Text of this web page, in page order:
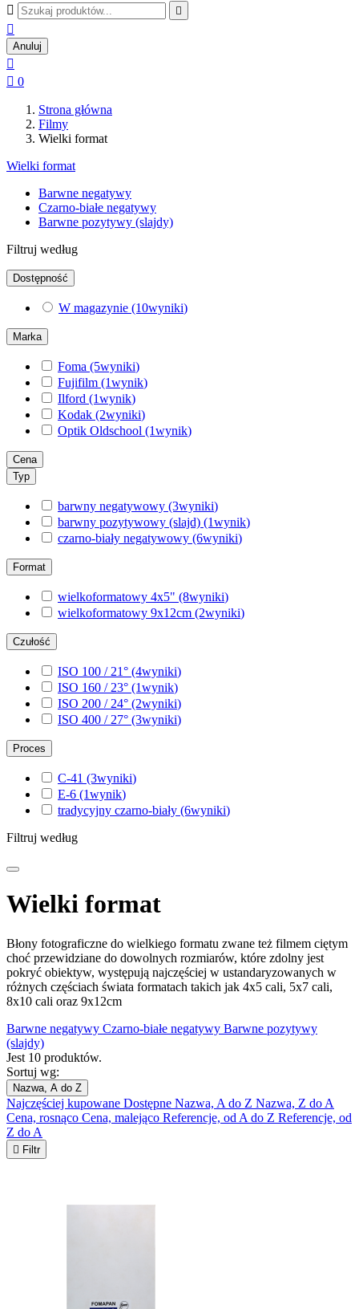
 

Anuluj

 0
Strona główna
Filmy
Wielki format
Wielki format
Barwne negatywy
Czarno-białe negatywy
Barwne pozytywy (slajdy)
Filtruj według
Dostępność
W magazynie (10wyniki)
Marka
Foma (5wyniki)
Fujifilm (1wynik)
Ilford (1wynik)
Kodak (2wyniki)
Optik Oldschool (1wynik)
Cena
Typ
barwny negatywowy (3wyniki)
barwny pozytywowy (slajd) (1wynik)
czarno-biały negatywowy (6wyniki)
Format
wielkoformatowy 4x5" (8wyniki)
wielkoformatowy 9x12cm (2wyniki)
Czułość
ISO 100 / 21° (4wyniki)
ISO 160 / 23° (1wynik)
ISO 200 / 24° (2wyniki)
ISO 400 / 27° (3wyniki)
Proces
C-41 (3wyniki)
E-6 (1wynik)
tradycyjny czarno-biały (6wyniki)
Filtruj według
Wielki format
Błony fotograficzne do wielkiego formatu zwane też filmem ciętym
choć przewidziane do dowolnych rozmiarów, które zdolny jest
pokryć obiektyw, występują najczęściej w ustandaryzowanych w
różnych częściach świata formatach takich jak 4x5 cali, 5x7 cali,
8x10 cali oraz 9x12cm
Barwne negatywy Czarno-białe negatywy Barwne pozytywy
(slajdy)
Jest 10 produktów.
Sortuj wg:
Nazwa, A do Z
Najczęściej kupowane Dostępne Nazwa, A do Z Nazwa, Z do A
Cena, rosnąco Cena, malejąco Referencje, od A do Z Referencje, od
Z do A
 Filtr